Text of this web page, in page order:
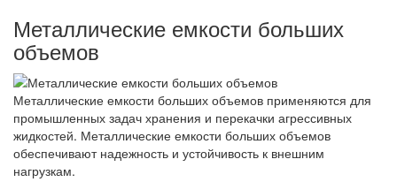
Металлические емкости больших
объемов
Металлические емкости больших объемов применяются для
промышленных задач хранения и перекачки агрессивных
жидкостей. Металлические емкости больших объемов
обеспечивают надежность и устойчивость к внешним
нагрузкам.